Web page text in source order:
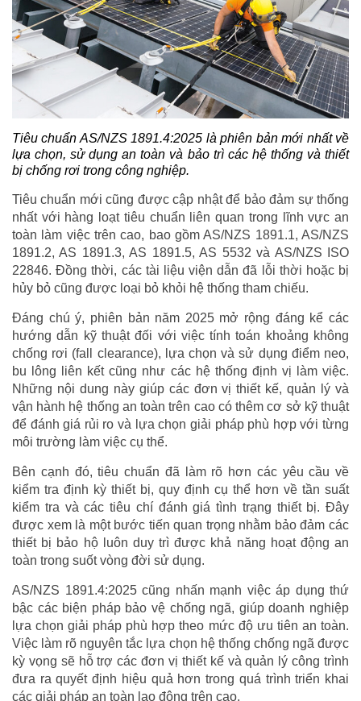
Tiêu chuẩn AS/NZS 1891.4:2025 là phiên bản mới nhất về
lựa chọn, sử dụng an toàn và bảo trì các hệ thống và thiết
bị chống rơi trong công nghiệp.
Tiêu chuẩn mới cũng được cập nhật để bảo đảm sự thống
nhất với hàng loạt tiêu chuẩn liên quan trong lĩnh vực an
toàn làm việc trên cao, bao gồm AS/NZS 1891.1, AS/NZS
1891.2, AS 1891.3, AS 1891.5, AS 5532 và AS/NZS ISO
22846. Đồng thời, các tài liệu viện dẫn đã lỗi thời hoặc bị
hủy bỏ cũng được loại bỏ khỏi hệ thống tham chiếu.
Đáng chú ý, phiên bản năm 2025 mở rộng đáng kể các
hướng dẫn kỹ thuật đối với việc tính toán khoảng không
chống rơi (fall clearance), lựa chọn và sử dụng điểm neo,
bu lông liên kết cũng như các hệ thống định vị làm việc.
Những nội dung này giúp các đơn vị thiết kế, quản lý và
vận hành hệ thống an toàn trên cao có thêm cơ sở kỹ thuật
để đánh giá rủi ro và lựa chọn giải pháp phù hợp với từng
môi trường làm việc cụ thể.
Bên cạnh đó, tiêu chuẩn đã làm rõ hơn các yêu cầu về
kiểm tra định kỳ thiết bị, quy định cụ thể hơn về tần suất
kiểm tra và các tiêu chí đánh giá tình trạng thiết bị. Đây
được xem là một bước tiến quan trọng nhằm bảo đảm các
thiết bị bảo hộ luôn duy trì được khả năng hoạt động an
toàn trong suốt vòng đời sử dụng.
AS/NZS 1891.4:2025 cũng nhấn mạnh việc áp dụng thứ
bậc các biện pháp bảo vệ chống ngã, giúp doanh nghiệp
lựa chọn giải pháp phù hợp theo mức độ ưu tiên an toàn.
Việc làm rõ nguyên tắc lựa chọn hệ thống chống ngã được
kỳ vọng sẽ hỗ trợ các đơn vị thiết kế và quản lý công trình
đưa ra quyết định hiệu quả hơn trong quá trình triển khai
các giải pháp an toàn lao động trên cao.